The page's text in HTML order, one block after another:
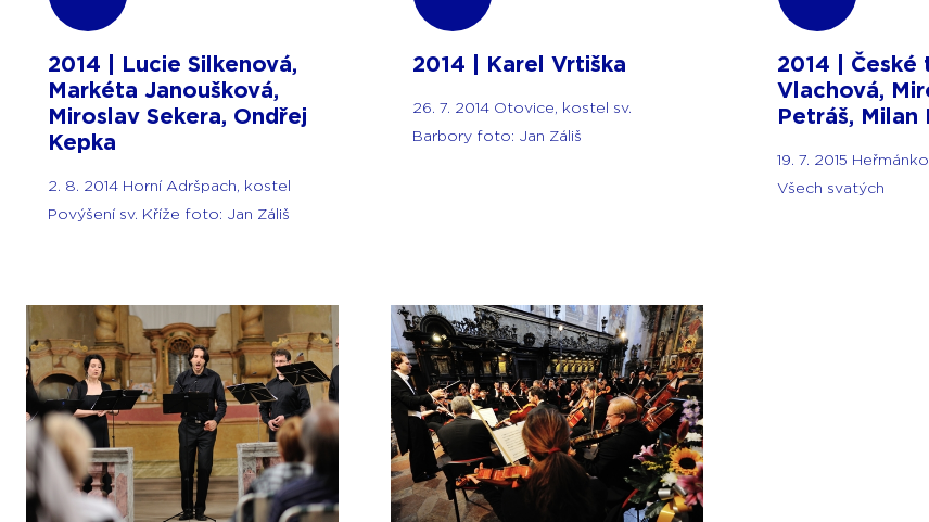
2014 | Lucie Silkenová,
Markéta Janoušková,
Miroslav Sekera, Ondřej
Kepka
2. 8. 2014 Horní Adršpach, kostel
Povýšení sv. Kříže foto: Jan Záliš
2014 | Karel Vrtiška
26. 7. 2014 Otovice, kostel sv.
Barbory foto: Jan Záliš
2014 | České
Vlachová,
Petráš, Milan
19. 7. 2015
Všech svatých